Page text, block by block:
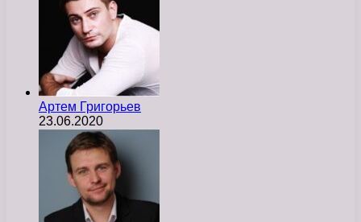
Артем Григорьев
23.06.2020